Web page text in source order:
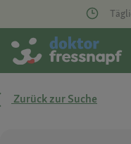
Zurück zur Suche